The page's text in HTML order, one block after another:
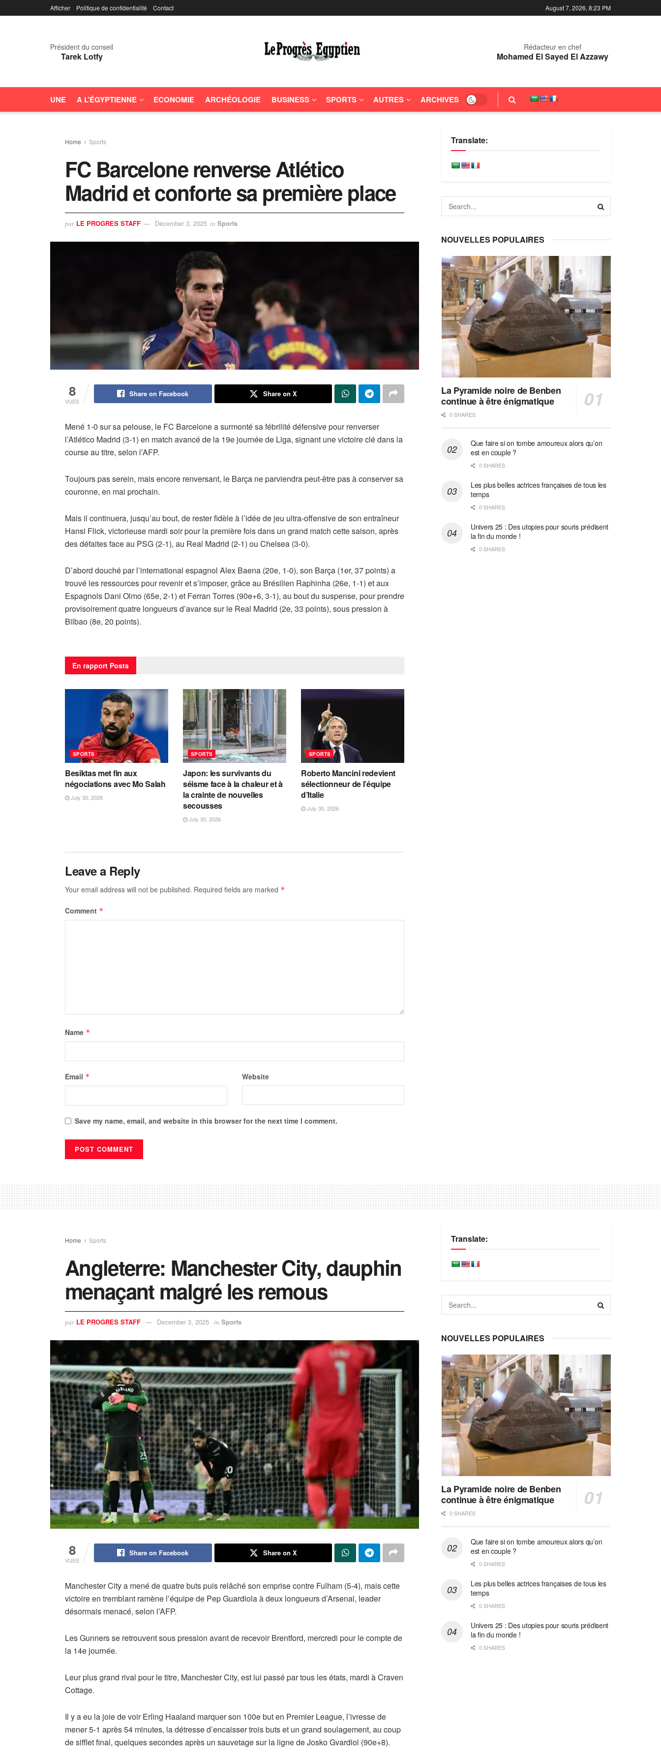
Afficher Politique de confidentialité Contact August 7, 2026, 8:23 PM
Président du conseil
Tarek Lotfy
Rédacteur en chef
Mohamed El Sayed El Azzawy
UNE A L’ÉGYPTIENNE ECONOMIE ARCHÉOLOGIE BUSINESS SPORTS AUTRES ARCHIVES
Home Sports
FC Barcelone renverse Atlético
Madrid et conforte sa première place
par LE PROGRES STAFF December 3, 2025 in Sports
8
VUES
Share on Facebook Share on X
Mené 1-0 sur sa pelouse, le FC Barcelone a surmonté sa fébrilité défensive pour renverser
l’Atlético Madrid (3-1) en match avancé de la 19e journée de Liga, signant une victoire clé dans la
course au titre, selon l’AFP.
Toujours pas serein, mais encore renversant, le Barça ne parviendra peut-être pas à conserver sa
couronne, en mai prochain.
Mais il continuera, jusqu’au bout, de rester fidèle à l’idée de jeu ultra-offensive de son entraîneur
Hansi Flick, victorieuse mardi soir pour la première fois dans un grand match cette saison, après
des défaites face au PSG (2-1), au Real Madrid (2-1) ou Chelsea (3-0).
D’abord douché par l’international espagnol Alex Baena (20e, 1-0), son Barça (1er, 37 points) a
trouvé les ressources pour revenir et s’imposer, grâce au Brésilien Raphinha (26e, 1-1) et aux
Espagnols Dani Olmo (65e, 2-1) et Ferran Torres (90e+6, 3-1), au bout du suspense, pour prendre
provisoirement quatre longueurs d’avance sur le Real Madrid (2e, 33 points), sous pression à
Bilbao (8e, 20 points).
En rapport Posts
SPORTS
Besiktas met fin aux
négociations avec Mo Salah
July 30, 2026
SPORTS
Japon: les survivants du
séisme face à la chaleur et à
la crainte de nouvelles
secousses
July 30, 2026
SPORTS
Roberto Mancini redevient
sélectionneur de l’équipe
d’Italie
July 30, 2026
Leave a Reply
Your email address will not be published. Required fields are marked *
Comment *
Name *
Email * Website
Save my name, email, and website in this browser for the next time I comment.
Translate:
NOUVELLES POPULAIRES
La Pyramide noire de Benben
continue à être énigmatique
0 SHARES
Que faire si on tombe amoureux alors qu’on
est en couple ?
0 SHARES
Les plus belles actrices françaises de tous les
temps
0 SHARES
Univers 25 : Des utopies pour souris prédisent
la fin du monde !
0 SHARES
Home Sports
Angleterre: Manchester City, dauphin
menaçant malgré les remous
par LE PROGRES STAFF December 3, 2025 in Sports
8
VUES
Share on Facebook Share on X
Manchester City a mené de quatre buts puis relâché son emprise contre Fulham (5-4), mais cette
victoire en tremblant ramène l’équipe de Pep Guardiola à deux longueurs d’Arsenal, leader
désormais menacé, selon l’AFP.
Les Gunners se retrouvent sous pression avant de recevoir Brentford, mercredi pour le compte de
la 14e journée.
Leur plus grand rival pour le titre, Manchester City, est lui passé par tous les états, mardi à Craven
Cottage.
Il y a eu la joie de voir Erling Haaland marquer son 100e but en Premier League, l’ivresse de
mener 5-1 après 54 minutes, la détresse d’encaisser trois buts et un grand soulagement, au coup
de sifflet final, quelques secondes après un sauvetage sur la ligne de Josko Gvardiol (90e+8).
Translate:
NOUVELLES POPULAIRES
La Pyramide noire de Benben
continue à être énigmatique
0 SHARES
Que faire si on tombe amoureux alors qu’on
est en couple ?
0 SHARES
Les plus belles actrices françaises de tous les
temps
0 SHARES
Univers 25 : Des utopies pour souris prédisent
la fin du monde !
0 SHARES